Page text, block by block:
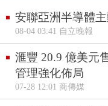
安聯亞洲半導體
08-04 03:41 自立晚報
滙豐 20.9 億美元
管理強化佈局
07-28 12:01 商傳媒